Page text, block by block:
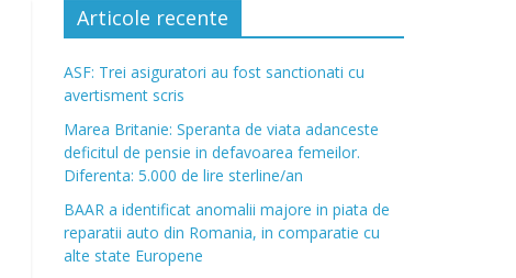
Articole recente
ASF: Trei asiguratori au fost sanctionati cu
avertisment scris
Marea Britanie: Speranta de viata adanceste
deficitul de pensie in defavoarea femeilor.
Diferenta: 5.000 de lire sterline/an
BAAR a identificat anomalii majore in piata de
reparatii auto din Romania, in comparatie cu
alte state Europene